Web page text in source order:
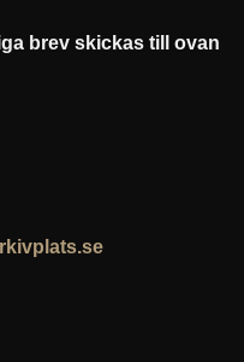
brev skickas till ovan